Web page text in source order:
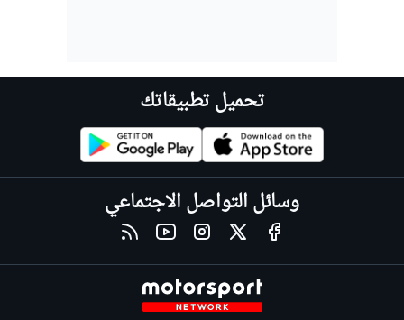
تحميل تطبيقاتك
وسائل التواصل الاجتماعي